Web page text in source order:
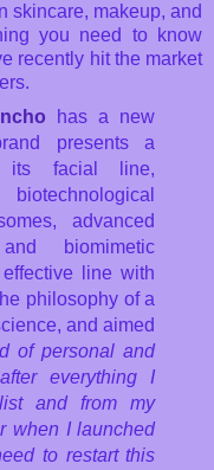
skincare, makeup, and
you need to know
recently hit the market
has a new
presents a
its facial line,
advanced
biomimetic
line with
philosophy of a
and aimed
of personal and
everything I
and from my
when I launched
to restart this